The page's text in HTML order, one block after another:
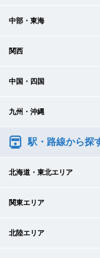
中部・東海
関西
中国・四国
九州・沖縄
駅・路線から探
北海道・東北エリア
関東エリア
北陸エリア